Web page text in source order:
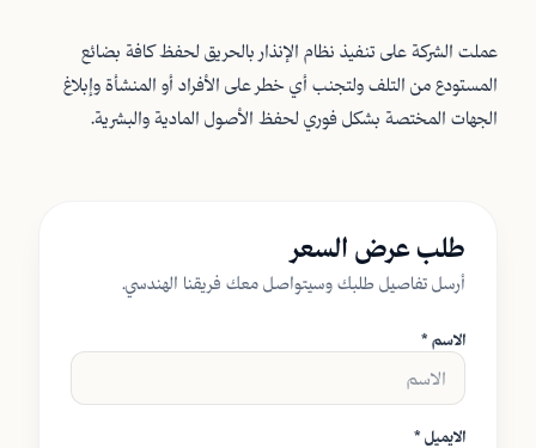
عملت الشركة على تنفيذ نظام الإنذار بالحريق لحفظ كافة بضائع
المستودع من التلف ولتجنب أي خطر على الأفراد أو المنشأة وإبلاغ
الجهات المختصة بشكل فوري لحفظ الأصول المادية والبشرية.
طلب عرض السعر
أرسل تفاصيل طلبك وسيتواصل معك فريقنا الهندسي.
الاسم *
الايميل *